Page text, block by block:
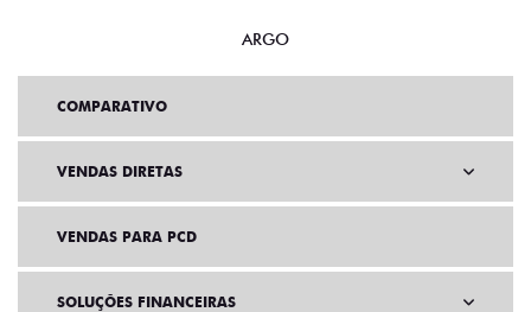
ARGO
COMPARATIVO
VENDAS DIRETAS
VENDAS PARA PCD
SOLUÇÕES FINANCEIRAS